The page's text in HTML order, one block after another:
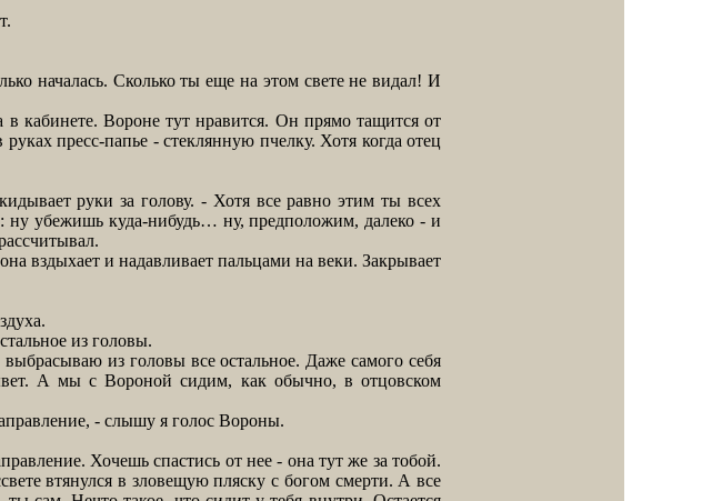
началась. Сколько ты еще на этом свете не видал! И
Вороне тут нравится. Он прямо тащится от
пресс-папье - стеклянную пчелку. Хотя когда отец
руки за голову. - Хотя все равно этим ты всех
убежишь куда-нибудь… ну, предположим, далеко - и
вздыхает и надавливает пальцами на веки. Закрывает
из головы.
из головы все остальное. Даже самого себя
А мы с Вороной сидим, как обычно, в отцовском
- слышу я голос Вороны.
Хочешь спастись от нее - она тут же за тобой.
втянулся в зловещую пляску с богом смерти. А все